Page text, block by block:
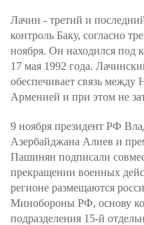
Лачин - третий и
контроль Баку, согласно
ноября. Он находился под
17 мая 1992 года.
обеспечивает связь
Арменией и при этом не
9 ноября президент РФ
Азербайджана Алиев и
Пашинян подписали
прекращении военных
регионе размещаются
Минобороны РФ, основу
подразделения 15-й